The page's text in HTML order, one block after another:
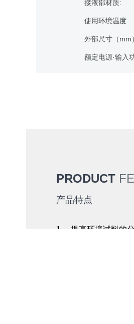
接液部材质:
使用环境温度:
外部尺寸（mm
额定电源·输入
PRODUCT
产品特点
1、 提高环境试料的